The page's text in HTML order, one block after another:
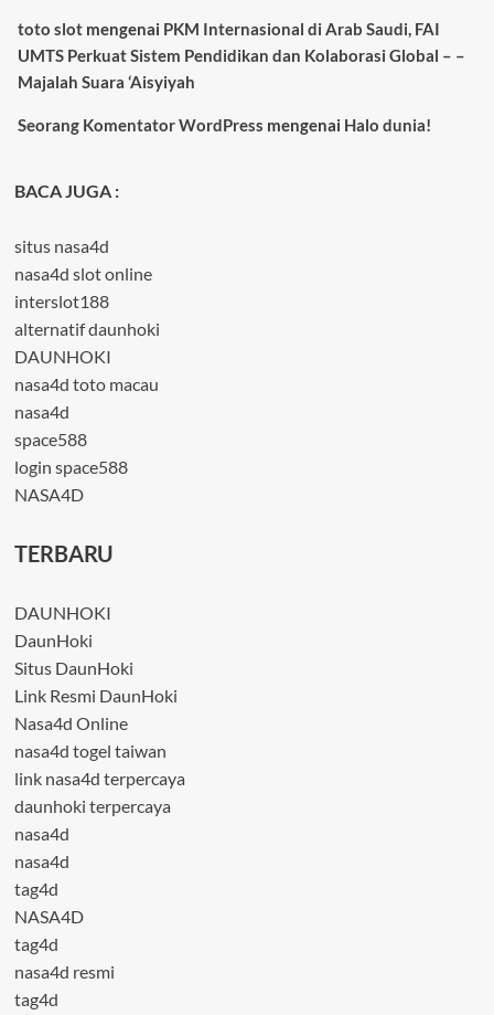
toto slotmengenai PKM Internasional di Arab Saudi, FAI
UMTS Perkuat Sistem Pendidikan dan Kolaborasi Global – –
Majalah Suara ‘Aisyiyah
Seorang Komentator WordPress mengenai Halo dunia!
BACA JUGA :
situs nasa4d
nasa4d slot online
interslot188
alternatif daunhoki
DAUNHOKI
nasa4d toto macau
nasa4d
space588
login space588
NASA4D
TERBARU
DAUNHOKI
DaunHoki
Situs DaunHoki
Link Resmi DaunHoki
Nasa4d Online
nasa4d togel taiwan
link nasa4d terpercaya
daunhoki terpercaya
nasa4d
nasa4d
tag4d
NASA4D
tag4d
nasa4d resmi
tag4d